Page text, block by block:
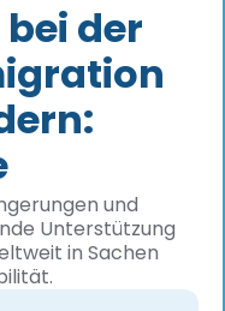
der
und
Unterstützung
in Sachen